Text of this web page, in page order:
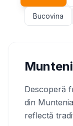
Bucovina
Descoperă
din Muntenia
reflectă